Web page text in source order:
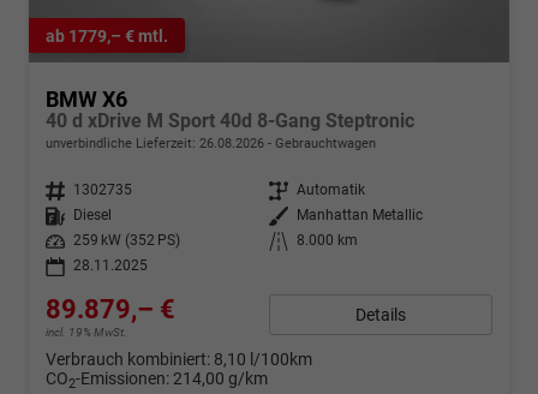
ab 1779,– € mtl.
BMW X6
40 d xDrive M Sport 40d 8-Gang Steptronic
unverbindliche Lieferzeit: 26.08.2026 Gebrauchtwagen
Fahrzeugnr. 1302735 Getriebe Automatik
Kraftstoff
Diesel Außenfarbe
Manhattan Metallic
Leistung
259 kW (352 PS) Kilometerstand
8.000 km
28.11.2025
89.879,– €
incl. 19% MwSt.
Details
Verbrauch kombiniert: 8,10 l/100km
CO2-Emissionen: 214,00 g/km